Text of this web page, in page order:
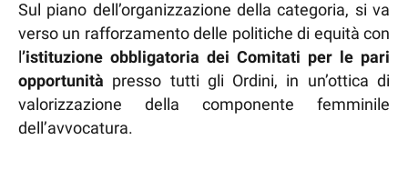
Sul piano dell’organizzazione della categoria, si va
verso un rafforzamento delle politiche di equità con
l’istituzione obbligatoria dei Comitati per le pari
opportunità presso tutti gli Ordini, in un’ottica di
valorizzazione della componente femminile
dell’avvocatura.